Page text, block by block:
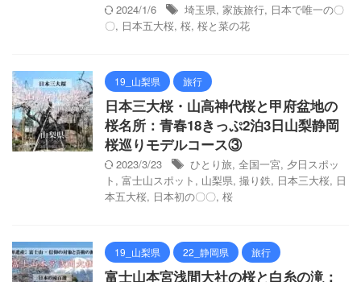
2024/1/6 埼玉県, 家族旅行, 日本で唯一の〇
〇, 日本五大桜, 桜, 桜と菜の花
19_山梨県 旅行
日本三大桜・山高神代桜と甲府盆地の
桜名所：青春18きっぷ2泊3日山梨静岡
桜巡りモデルコース③
2023/3/23 ひとり旅, 全国一宮, 夕日スポッ
ト , 富士山スポット , 山梨県, 撮り鉄, 日本三大桜, 日
本五大桜, 日本初の〇〇, 桜
19_山梨県 22_静岡県 旅行
富士山本宮浅間大社の桜と白糸の滝：